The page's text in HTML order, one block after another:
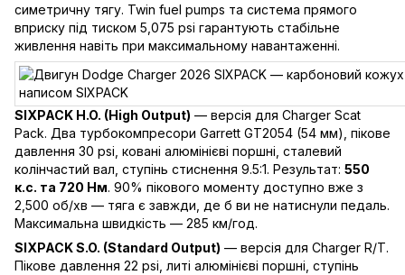
симетричну тягу. Twin fuel pumps та система прямого
вприску під тиском 5,075 psi гарантують стабільне
живлення навіть при максимальному навантаженні.
SIXPACK H.O. (High Output) — версія для Charger Scat
Pack. Два турбокомпресори Garrett GT2054 (54 мм), пікове
давлення 30 psi, ковані алюмінієві поршні, сталевий
колінчастий вал, ступінь стиснення 9.5:1. Результат: 550
к.с. та 720 Нм. 90% пікового моменту доступно вже з
2,500 об/хв — тяга є завжди, де б ви не натиснули педаль.
Максимальна швидкість — 285 км/год.
SIXPACK S.O. (Standard Output) — версія для Charger R/T.
Пікове давлення 22 psi, литі алюмінієві поршні, ступінь